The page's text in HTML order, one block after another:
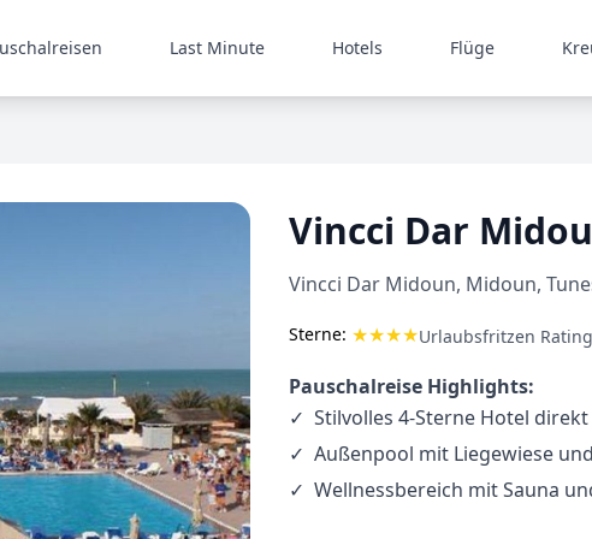
Last Minute Hotels Flüge
Vincci Dar
Vincci Dar Midoun, Midoun,
Sterne: ★★★★Urlaubsfritzen
Pauschalreise Highlights:
Stilvolles 4-Sterne Hotel
Außenpool mit Liegewiese
Wellnessbereich mit Sauna